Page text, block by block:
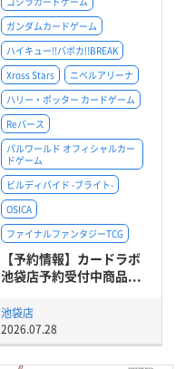
ガンダムカードゲーム
ハイキュー!!バボカ!!BREAK
Xross Stars
ニベルアリーナ
ハリー・ポッター カードゲーム
Reバース
パルワールド オフィシャルカー
ドゲーム
ビルディバイド -ブライト-
OSICA
ファイナルファンタジーTCG
【予約情報】カードラボ
池袋店予約受付中商品...
池袋店
2026.07.28